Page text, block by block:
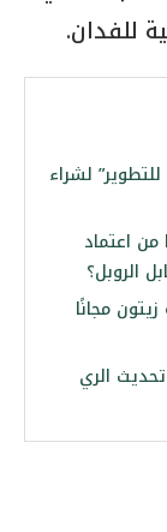
لشراء
اعتماد
الروبل؟
50 ألف شتلة زيتون مجانًا
الري